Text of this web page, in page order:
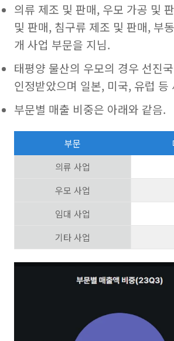
의류 제조 및 판매, 우모 가공 및
및 판매, 침구류 제조 및 판매, 부
개 사업 부문을 지님.
태평양 물산의 우모의 경우 선진
인정받았으며 일본, 미국, 유럽 등
부문별 매출 비중은 아래와 같음.
부문
의류 사업
우모 사업
임대 사업
기타 사업